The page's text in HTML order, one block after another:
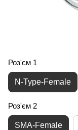
Роз'єм 1
N-Type-Female
Роз'єм 2
SMA-Female